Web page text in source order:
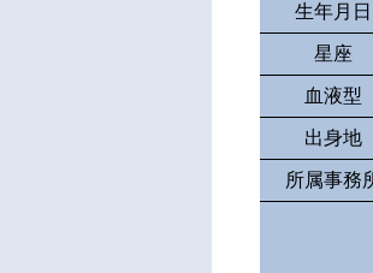
生年月日
星座
血液型
出身地
所属事務